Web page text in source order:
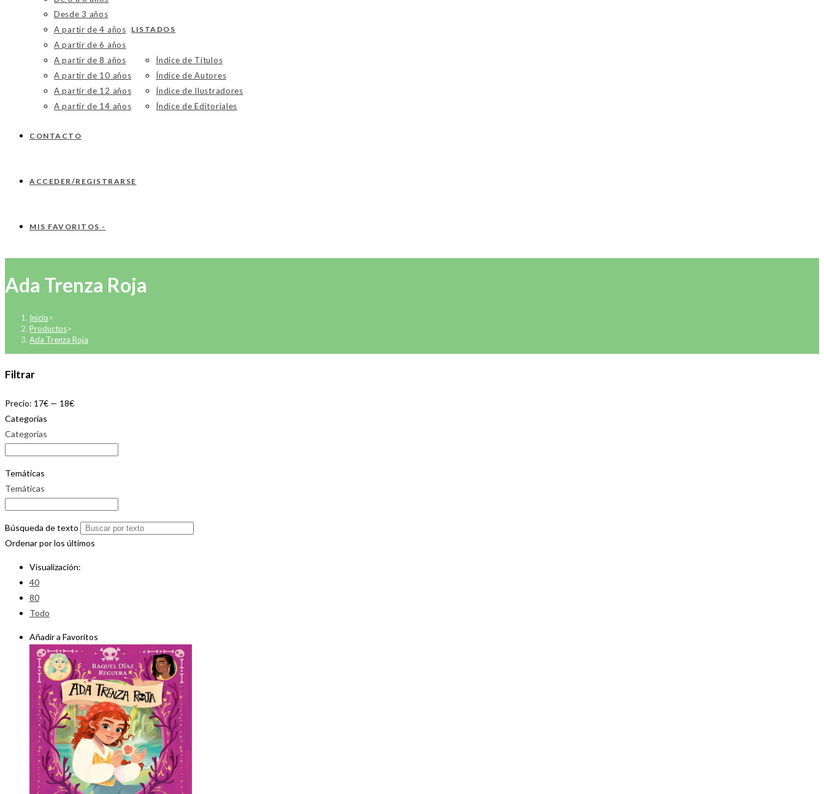
Desde 3 años
A partir de 4 años
A partir de 6 años
A partir de 8 años
A partir de 10 años
A partir de 12 años
A partir de 14 años
LISTADOS
Índice de Títulos
Índice de Autores
Índice de Ilustradores
Índice de Editoriales
CONTACTO
ACCEDER/REGISTRARSE
MIS FAVORITOS -
Ada Trenza Roja
Inicio>
Productos>
Ada Trenza Roja
Filtrar
Precio: 17€ — 18€
Categorías
Categorías
Temáticas
Temáticas
Búsqueda de texto
Ordenar por los últimos
Visualización:
40
80
Todo
Añadir a Favoritos